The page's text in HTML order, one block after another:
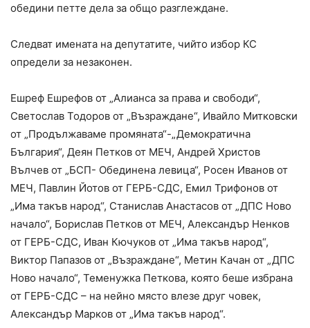
обедини петте дела за общо разглеждане.
Следват имената на депутатите, чийто избор КС
определи за незаконен.
Ешреф Ешрефов от „Алианса за права и свободи“,
Светослав Тодоров от „Възраждане“, Ивайло Митковски
от „Продължаваме промяната“-„Демократична
България“, Деян Петков от МЕЧ, Андрей Христов
Вълчев от „БСП- Обединена левица“, Росен Иванов от
МЕЧ, Павлин Йотов от ГЕРБ-СДС, Емил Трифонов от
„Има такъв народ“, Станислав Анастасов от „ДПС Ново
начало“, Борислав Петков от МЕЧ, Александър Ненков
от ГЕРБ-СДС, Иван Кючуков от „Има такъв народ“,
Виктор Папазов от „Възраждане“, Метин Качан от „ДПС
Ново начало“, Теменужка Петкова, която беше избрана
от ГЕРБ-СДС – на нейно място влезе друг човек,
Александър Марков от „Има такъв народ“.